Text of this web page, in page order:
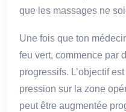
que les massages ne
Une fois que ton
feu vert, commence par
progressifs. L’objectif
pression sur la zone
peut être augmentée